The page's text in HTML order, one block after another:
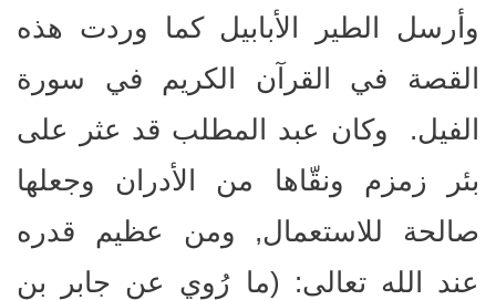
وأرسل الطير الأبابيل كما وردت هذه
القصة في القرآن الكريم في سورة
الفيل. وكان عبد المطلب قد عثر على
بئر زمزم ونقّاها من الأدران وجعلها
صالحة للاستعمال, ومن عظيم قدره
عند الله تعالى: (ما رُوي عن جابر بن